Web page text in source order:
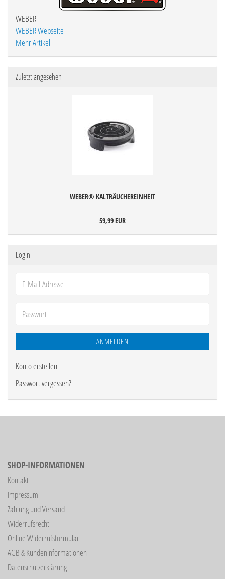
WEBER
WEBER Webseite
Mehr Artikel
Zuletzt angesehen
WEBER® KALTRÄUCHEREINHEIT
59,99 EUR
Login
E-
Mail-
Adresse
Passwort
ANMELDEN
Konto erstellen
Passwort vergessen?
SHOP-INFORMATIONEN
Kontakt
Impressum
Zahlung und Versand
Widerrufsrecht
Online Widerrufsformular
AGB & Kundeninformationen
Datenschutzerklärung